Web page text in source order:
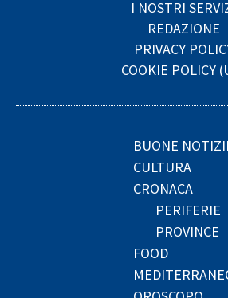
I NOSTRI
REDAZIONE
PRIVACY
COOKIE POLICY
BUONE
CULTURA
CRONACA
PERIFERIE
PROVINCE
FOOD